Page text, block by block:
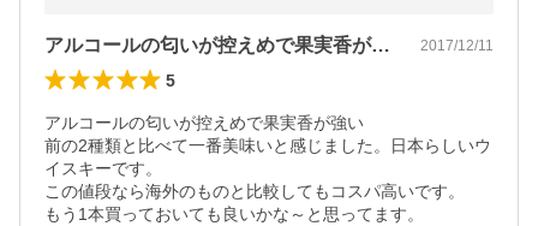
アルコールの匂いが控えめで果実香が強い… 2017/12/11
5
アルコールの匂いが控えめで果実香が強い
前の2種類と比べて一番美味いと感じました。日本らしいウ
イスキーです。
この値段なら海外のものと比較してもコスパ高いです。
もう1本買っておいても良いかな～と思ってます。